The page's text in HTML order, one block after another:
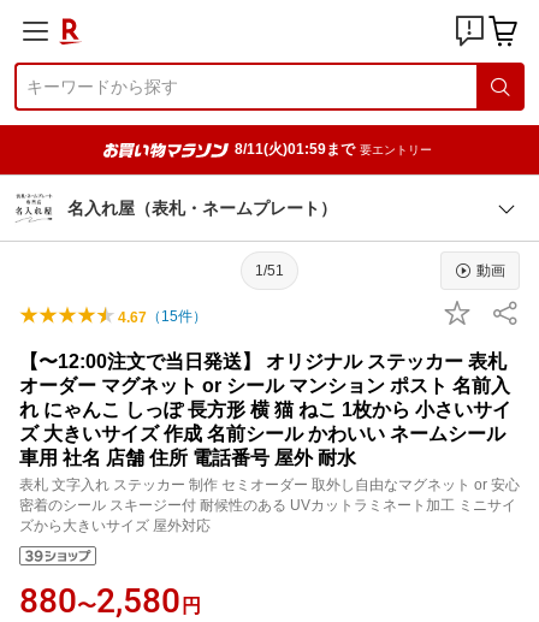
8/11(火)01:59まで 要エントリー
名入れ屋（表札・ネームプレート）
1/51 動画
4.67 （ 15件）
【〜12:00注文で当日発送】 オリジナル ステッカー 表札
オーダー マグネット or シール マンション ポスト 名前入
れ にゃんこ しっぽ 長方形 横 猫 ねこ 1枚から 小さいサイ
ズ 大きいサイズ 作成 名前シール かわいい ネームシール
車用 社名 店舗 住所 電話番号 屋外 耐水
表札 文字入れ ステッカー 制作 セミオーダー 取外し自由なマグネット or 安心
密着のシール スキージー付 耐候性のある UVカットラミネート加工 ミニサイ
ズから大きいサイズ 屋外対応
880〜2,580 円